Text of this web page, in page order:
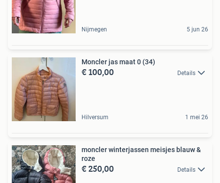
Nijmegen 5 jun 26
Moncler jas maat 0 (34)
€ 100,00 Details
Hilversum 1 mei 26
moncler winterjassen meisjes blauw &
roze
€ 250,00 Details